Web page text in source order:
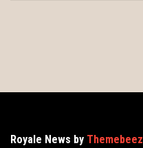
Royale News by Themebeez